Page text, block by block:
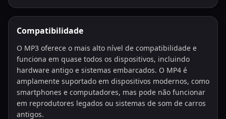
Compatibilidade
O MP3 oferece o mais alto nível de compatibilidade e
funciona em quase todos os dispositivos, incluindo
hardware antigo e sistemas embarcados. O MP4 é
amplamente suportado em dispositivos modernos, como
smartphones e computadores, mas pode não funcionar
em reprodutores legados ou sistemas de som de carros
antigos.